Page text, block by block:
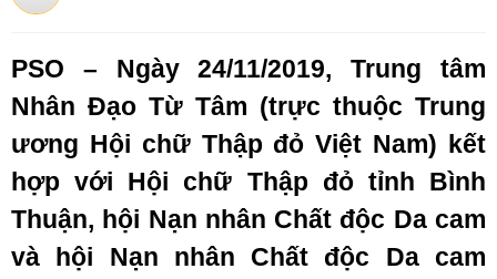
PSO – Ngày 24/11/2019, Trung tâm
Nhân Đạo Từ Tâm (trực thuộc Trung
ương Hội chữ Thập đỏ Việt Nam) kết
hợp với Hội chữ Thập đỏ tỉnh Bình
Thuận, hội Nạn nhân Chất độc Da cam
và hội Nạn nhân Chất độc Da cam